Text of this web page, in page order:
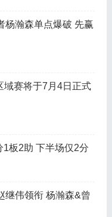
杨瀚森单点爆破 先赢
域赛将于7月4日正式
板2助 下半场仅2分
继伟领衔 杨瀚森&曾